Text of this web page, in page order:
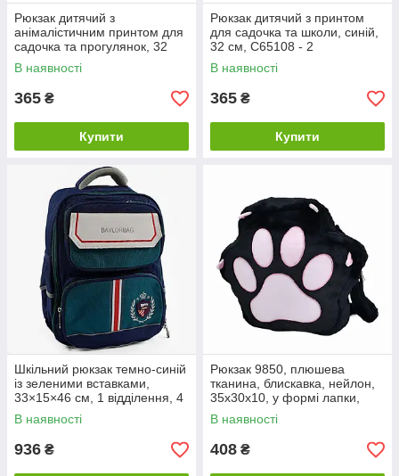
Рюкзак дитячий з
анімалістичним принтом для
садочка та прогулянок, 32
см, C65108 - 1
В наявності
365 ₴
Купити
Рюкзак дитячий з принтом
для садочка та школи, синій,
32 см, C65108 - 2
В наявності
365 ₴
Купити
Шкільний рюкзак темно-синій
із зеленими вставками,
33×15×46 см, 1 відділення, 4
кишені, арт. C72849
В наявності
936 ₴
Рюкзак 9850, плюшева
тканина, блискавка, нейлон,
35x30x10, у формі лапки,
чорний
В наявності
408 ₴